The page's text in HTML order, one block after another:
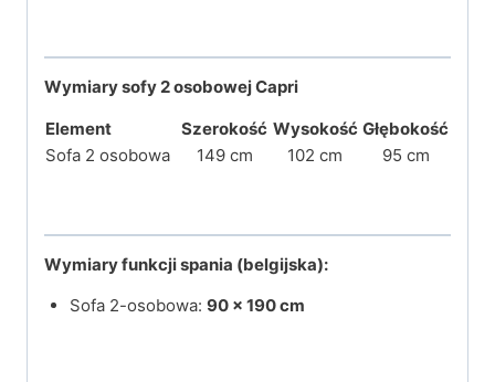
Wymiary sofy 2 osobowej Capri
Element
Szerokość Wysokość Głębokość
Sofa 2 osobowa
149 cm 102 cm 95 cm
Wymiary funkcji spania (belgijska):
Sofa 2-osobowa: 90 × 190 cm